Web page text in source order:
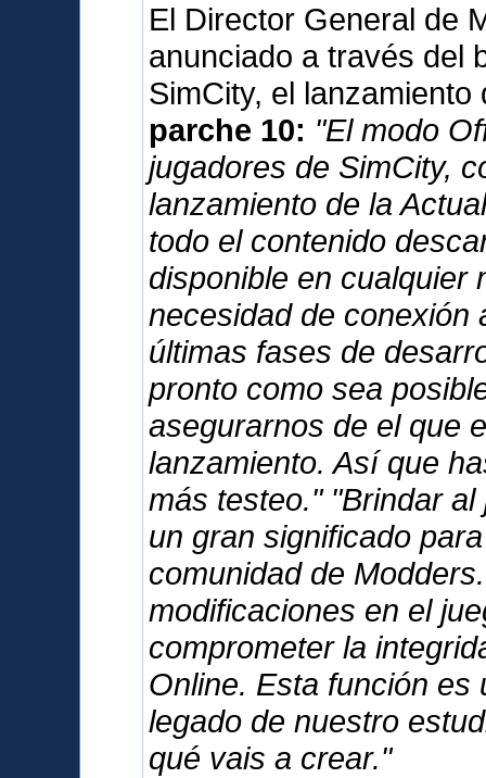
El Director General de
anunciado a través del
SimCity, el
parche 10: "El modo
jugadores de SimCity,
lanzamiento de la
todo el contenido
disponible en cualquier
necesidad de conexión
últimas fases de
pronto como sea
asegurarnos de el que
lanzamiento. Así que
más testeo." "Brindar
un gran significado
comunidad de
modificaciones en el
comprometer la
Online. Esta función es
legado de nuestro
qué vais a crear."